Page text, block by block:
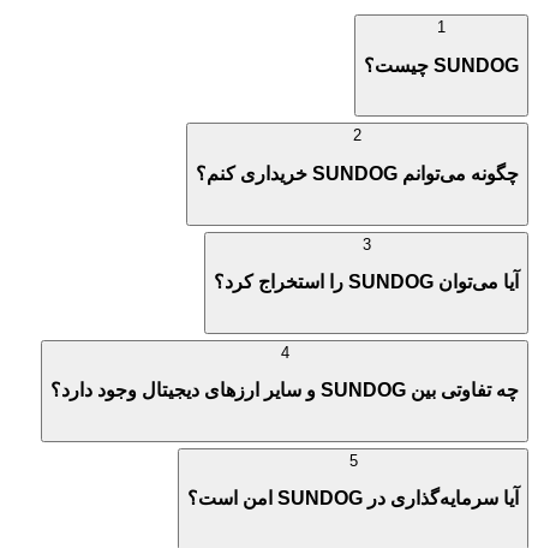
SUNDOG چیست؟
چگونه می‌توانم SUNDOG خریداری کنم؟
آیا می‌توان SUNDOG را استخراج کرد؟
چه تفاوتی بین SUNDOG و سایر ارزهای دیجیتال وجود دارد؟
آیا سرمایه‌گذاری در SUNDOG امن است؟